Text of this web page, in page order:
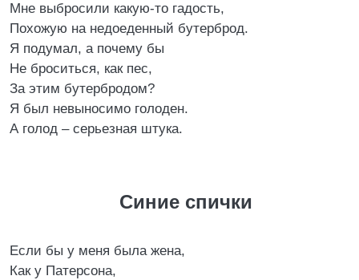
Мне выбросили какую-то гадость,
Похожую на недоеденный бутерброд.
Я подумал, а почему бы
Не броситься, как пес,
За этим бутербродом?
Я был невыносимо голоден.
А голод – серьезная штука.
Синие спички
Если бы у меня была жена,
Как у Патерсона,